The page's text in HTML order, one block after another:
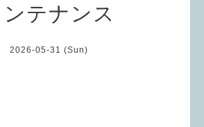
ンテナンス
2026-05-31 (Sun)